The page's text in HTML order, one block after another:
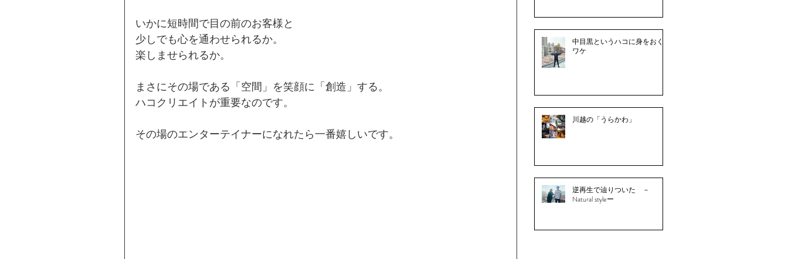
いかに短時間で目の前のお客様と
少しでも心を通わせられるか。
楽しませられるか。
まさにその場である「空間」を笑顔に「創造」する。
ハコクリエイトが重要なのです。
その場のエンターテイナーになれたら一番嬉しいです。
中目黒というハコに身をおく
ワケ
川越の「うらかわ」
逆再生で辿りついた －
Natural styleー